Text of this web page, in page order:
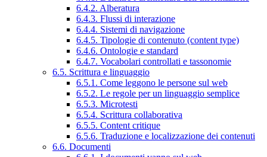
6.4.2. Alberatura
6.4.3. Flussi di interazione
6.4.4. Sistemi di navigazione
6.4.5. Tipologie di contenuto (content type)
6.4.6. Ontologie e standard
6.4.7. Vocabolari controllati e tassonomie
6.5. Scrittura e linguaggio
6.5.1. Come leggono le persone sul web
6.5.2. Le regole per un linguaggio semplice
6.5.3. Microtesti
6.5.4. Scrittura collaborativa
6.5.5. Content critique
6.5.6. Traduzione e localizzazione dei contenuti
6.6. Documenti